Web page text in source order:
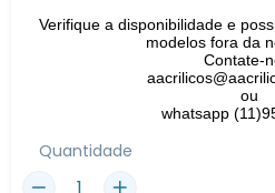
Verifique a disponibilidade e
modelos fora da
Contate-
ou
whatsapp
Quantidade